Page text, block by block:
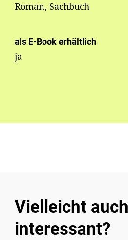
Roman, Sachbuch
als E-Book erhältlich
ja
Vielleicht auch
interessant?